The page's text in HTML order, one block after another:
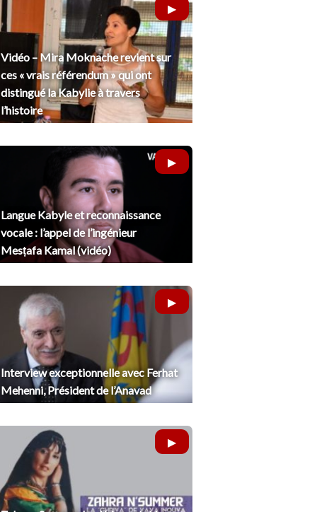
Vidéo – Mira Moknache revient sur
ces « vrais référendum » qui ont
distingué la Kabylie à travers
l’histoire
Langue Kabyle et reconnaissance
vocale : l’appel de l’ingénieur
Mesṭafa Kamal (vidéo)
Interview exceptionnelle avec Ferhat
Mehenni, Président de l’Anavad